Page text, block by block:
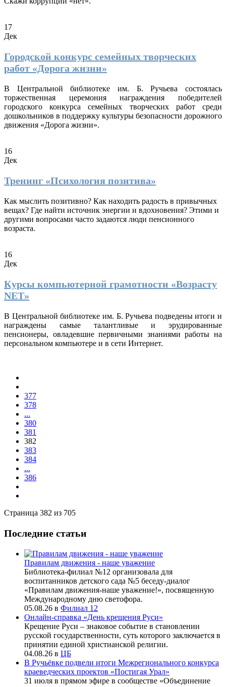
17
Дек
Городской конкурс семейных творческих
работ «Дорога жизни»
В Центральной библиотеке им. Б. Ручьева состоялась
торжественная церемония награждения победителей
городского конкурса семейных творческих работ среди
дошкольников в поддержку культуры безопасности дорожного
движения «Дорога жизни».
16
Дек
Тренинг «Психология позитива»
Как мыслить позитивно? Как находить радость в привычных
вещах? Где найти источник энергии и вдохновения? Этими и
другими вопросами часто задаются люди пенсионного
возраста.
16
Дек
Курсы компьютерной грамотности «Возрасту
NET»
В Центральной библиотеке им. Б. Ручьева подведены итоги и
награждены самые талантливые и эрудированные
пенсионеры, овладевшие первичными знаниями работы на
персональном компьютере и в сети Интернет.
377
378
...
380
381
382
383
384
...
386
Страница 382 из 705
Последние статьи
Правилам движения - наше уважение
Библиотека-филиал №12 организовала для
воспитанников детского сада №5 беседу-диалог
«Правилам движения-наше уважение!», посвященную
Международному дню светофора.
05.08.26 в Филиал 12
Онлайн-справка «День крещения Руси»
Крещение Руси – знаковое событие в становлении
русской государственности, суть которого заключается в
принятии единой христианской религии.
04.08.26 в ЦБ
В Ручьёвке подвели итоги Межрегионального конкурса
краеведческих проектов «Постигая Урал»
31 июля в прямом эфире в сообществе «Объединение